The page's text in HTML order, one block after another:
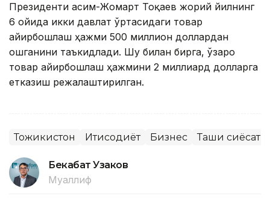
Президенти Қасим-Жомарт Тоқаев жорий йилнинг
6 ойида икки давлат ўртасидаги товар
айирбошлаш ҳажми 500 миллион доллардан
ошганини таъкидлади. Шу билан бирга, ўзаро
товар айирбошлаш ҳажмини 2 миллиард долларга
етказиш режалаштирилган.
Тожикистон Иқтисодиёт Бизнес Ташқи сиёсат
Бекабат Узаков
Муаллиф